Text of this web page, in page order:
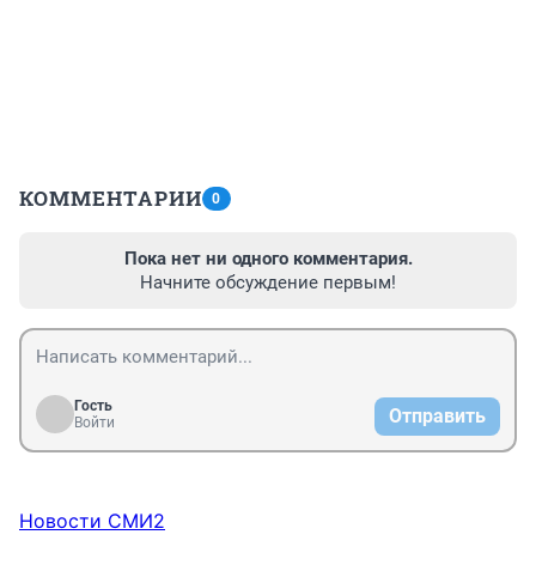
КОММЕНТАРИИ 0
Пока нет ни одного комментария.
Начните обсуждение первым!
Гость
Войти
Отправить
Новости СМИ2